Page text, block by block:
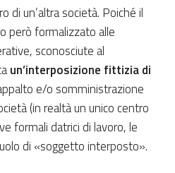
di un’altra società. Poiché il
però formalizzato alle
sconosciute al
un’interposizione fittizia di
e/o somministrazione
(in realtà un unico centro
formali datrici di lavoro, le
di «soggetto interposto».